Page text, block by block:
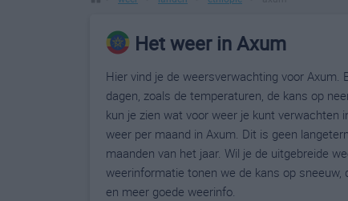
Het weer in Axum
Hier vind je de weersverwachting voor Axum.
dagen, zoals de temperaturen, de kans op
kun je zien wat voor weer je kunt
weer per maand in Axum. Dit is geen
maanden van het jaar. Wil je de uitgebreide
weerinformatie tonen we de kans op
en meer goede weerinfo.